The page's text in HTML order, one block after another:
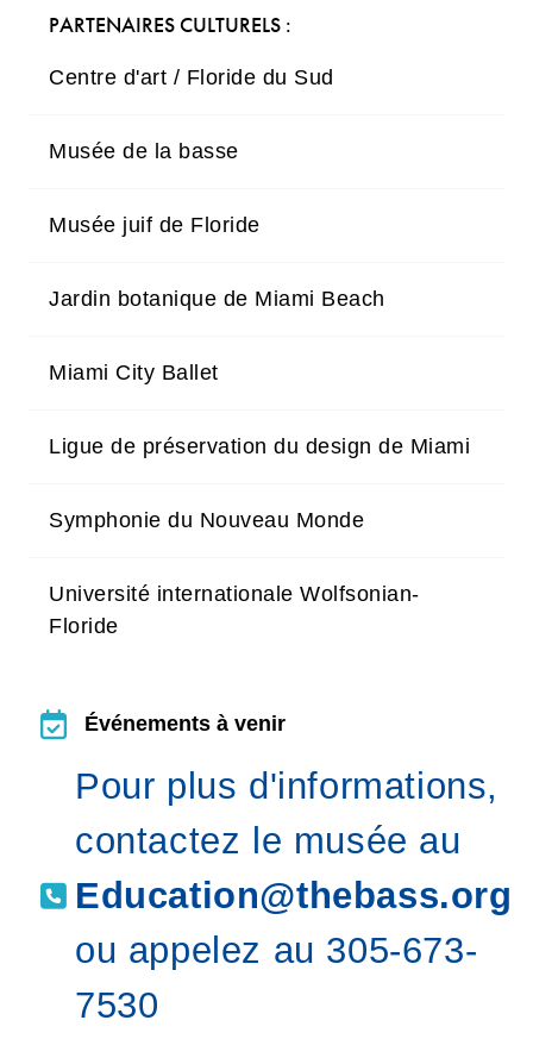
PARTENAIRES CULTURELS :
Centre d'art / Floride du Sud
Musée de la basse
Musée juif de Floride
Jardin botanique de Miami Beach
Miami City Ballet
Ligue de préservation du design de Miami
Symphonie du Nouveau Monde
Université internationale Wolfsonian-
Floride
Événements à venir
Événements à venir
Pour plus d'informations,
contactez le musée au
Education@thebass.org
ou appelez au 305-673-
7530